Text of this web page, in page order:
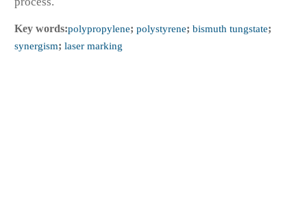
Key words:polypropylene; polystyrene; bismuth tungstate;
synergism; laser marking